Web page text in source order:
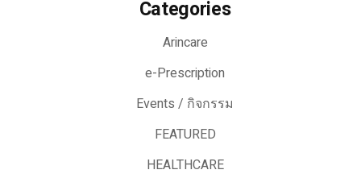
Categories
Arincare
e-Prescription
Events / กิจกรรม
FEATURED
HEALTHCARE